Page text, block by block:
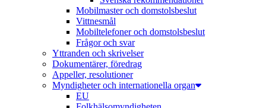
Mobilmaster och domstolsbeslut
Vittnesmål
Mobiltelefoner och domstolsbeslut
Frågor och svar
Yttranden och skrivelser
Dokumentärer, föredrag
Appeller, resolutioner
Myndigheter och internationella organ
EU